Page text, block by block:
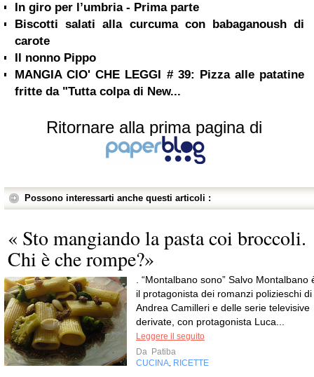
In giro per l’umbria - Prima parte
Biscotti salati alla curcuma con babaganoush di
carote
Il nonno Pippo
MANGIA CIO' CHE LEGGI # 39: Pizza alle patatine
fritte da "Tutta colpa di New...
Ritornare alla prima pagina di
Possono interessarti anche questi articoli :
« Sto mangiando la pasta coi broccoli.
Chi è che rompe?»
. “Montalbano sono” Salvo Montalbano
il protagonista dei romanzi polizieschi di
Andrea Camilleri e delle serie televisive
derivate, con protagonista Luca...
Leggere il seguito
Da Patiba
CUCINA RICETTE